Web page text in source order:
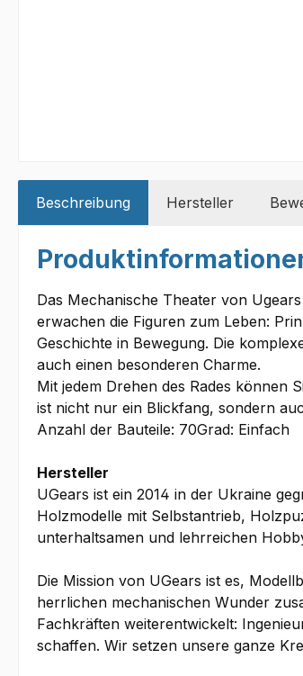
Beschreibung Hersteller
Das Mechanische Theater von
erwachen die Figuren zum Leben:
Geschichte in Bewegung. Die
auch einen besonderen Charme.
Mit jedem Drehen des Rades können
ist nicht nur ein Blickfang, sondern
Anzahl der Bauteile: 70Grad: Einfach
Hersteller
UGears ist ein 2014 in der Ukraine
Holzmodelle mit Selbstantrieb,
unterhaltsamen und lehrreichen
Die Mission von UGears ist es,
herrlichen mechanischen Wunder
Fachkräften weiterentwickelt:
schaffen. Wir setzen unsere ganze